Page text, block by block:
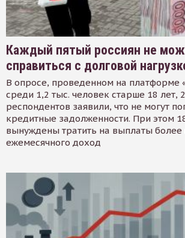
Каждый пятый россиян не
справиться с долговой
В опросе, проведенном на платформе
среди 1,2 тыс. человек старше 18 лет,
респондентов заявили, что не могут
кредитные задолженности. При этом
вынуждены тратить на выплаты более
ежемесячного доход